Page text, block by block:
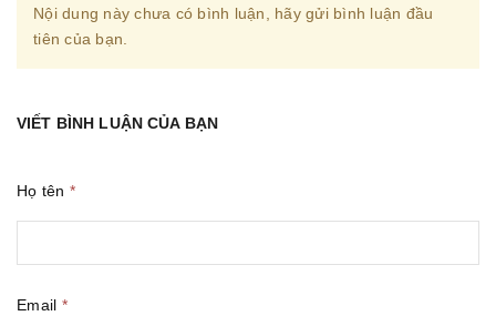
Nội dung này chưa có bình luận, hãy gửi bình luận đầu
tiên của bạn.
VIẾT BÌNH LUẬN CỦA BẠN
Họ tên *
Email *